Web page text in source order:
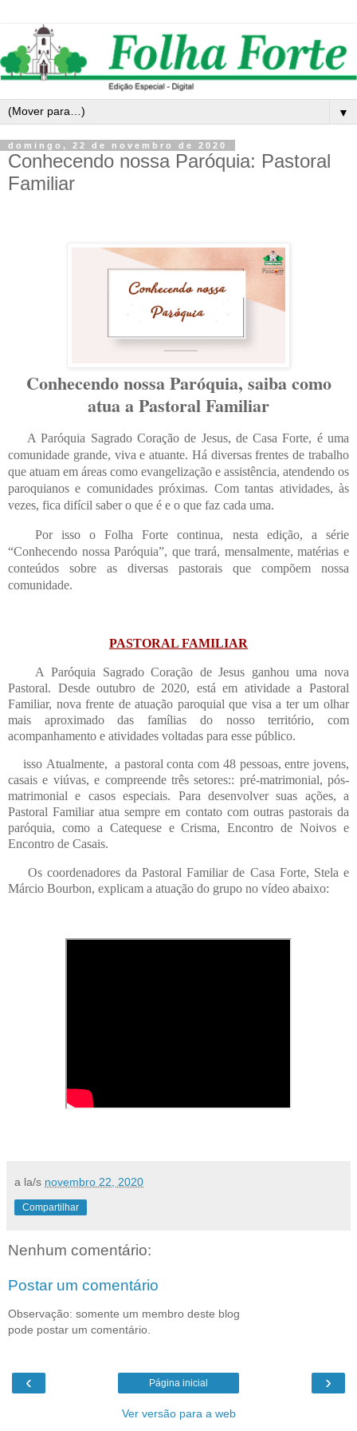
▼
domingo, 22 de novembro de 2020
Conhecendo nossa Paróquia: Pastoral
Familiar
Conhecendo nossa Paróquia, saiba como
atua a Pastoral Familiar
A Paróquia Sagrado Coração de Jesus, de Casa Forte, é uma
comunidade grande, viva e atuante. Há diversas frentes de trabalho
que atuam em áreas como evangelização e assistência, atendendo os
paroquianos e comunidades próximas. Com tantas atividades, às
vezes, fica difícil saber o que é e o que faz cada uma.
Por isso o Folha Forte continua, nesta edição, a série
“Conhecendo nossa Paróquia”, que trará, mensalmente, matérias e
conteúdos sobre as diversas pastorais que compõem nossa
comunidade.
PASTORAL FAMILIAR
A Paróquia Sagrado Coração de Jesus ganhou uma nova
Pastoral. Desde outubro de 2020, está em atividade a Pastoral
Familiar, nova frente de atuação paroquial que visa a ter um olhar
mais aproximado das famílias do nosso território, com
acompanhamento e atividades voltadas para esse público.
isso Atualmente, a pastoral conta com 48 pessoas, entre jovens,
casais e viúvas, e compreende três setores:: pré-matrimonial, pós-
matrimonial e casos especiais. Para desenvolver suas ações, a
Pastoral Familiar atua sempre em contato com outras pastorais da
paróquia, como a Catequese e Crisma, Encontro de Noivos e
Encontro de Casais.
Os coordenadores da Pastoral Familiar de Casa Forte, Stela e
Márcio Bourbon, explicam a atuação do grupo no vídeo abaixo:
a la/s novembro 22, 2020
Compartilhar
Nenhum comentário:
Postar um comentário
Observação: somente um membro deste blog
pode postar um comentário.
‹ ›
Página inicial
Ver versão para a web